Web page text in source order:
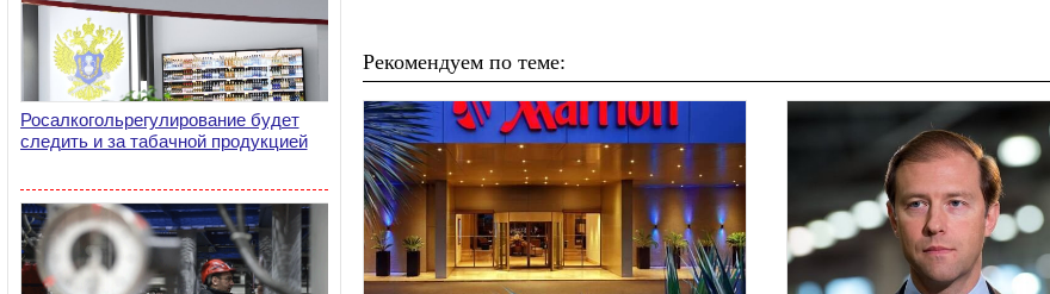
Росалкогольрегулирование будет
следить и за табачной продукцией
Рекомендуем по теме: